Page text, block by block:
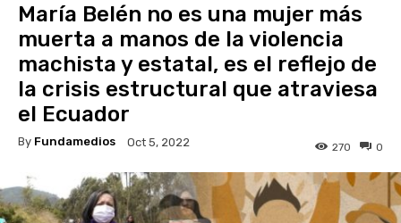
María Belén no es una mujer más
muerta a manos de la violencia
machista y estatal, es el reflejo de
la crisis estructural que atraviesa
el Ecuador
By Fundamedios Oct 5, 2022 0
270